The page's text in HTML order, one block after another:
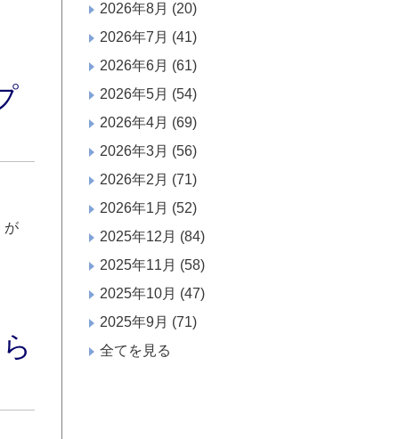
が
2026年8月 (20)
2026年7月 (41)
2026年6月 (61)
2026年5月 (54)
2026年4月 (69)
2026年3月 (56)
2026年2月 (71)
2026年1月 (52)
2025年12月 (84)
2025年11月 (58)
2025年10月 (47)
2025年9月 (71)
全てを見る